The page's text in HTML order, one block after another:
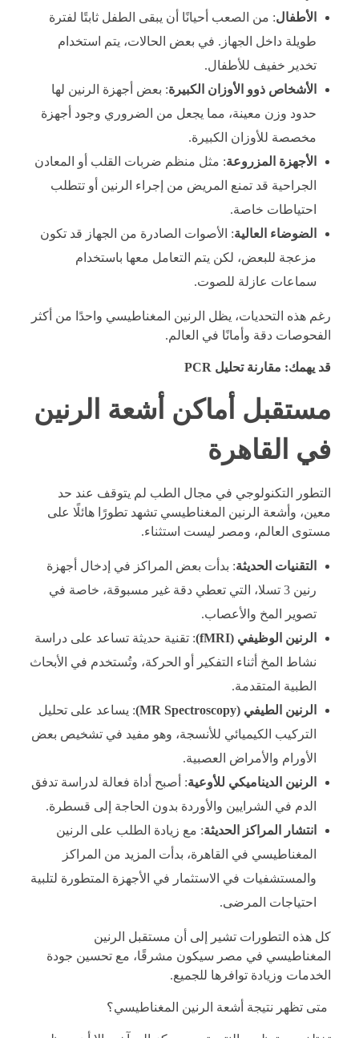
الأطفال: من الصعب أحيانًا أن يبقى الطفل ثابتًا لفترة
طويلة داخل الجهاز. في بعض الحالات، يتم استخدام
تخدير خفيف للأطفال.
الأشخاص ذوو الأوزان الكبيرة: بعض أجهزة الرنين لها
حدود وزن معينة، مما يجعل من الضروري وجود أجهزة
مخصصة للأوزان الكبيرة.
الأجهزة المزروعة: مثل منظم ضربات القلب أو المعادن
الجراحية قد تمنع المريض من إجراء الرنين أو تتطلب
احتياطات خاصة.
الضوضاء العالية: الأصوات الصادرة من الجهاز قد تكون
مزعجة للبعض، لكن يتم التعامل معها باستخدام
سماعات عازلة للصوت.
رغم هذه التحديات، يظل الرنين المغناطيسي واحدًا من أكثر
الفحوصات دقة وأمانًا في العالم.
قد يهمك: مقارنة تحليل PCR
مستقبل أماكن أشعة الرنين
في القاهرة
التطور التكنولوجي في مجال الطب لم يتوقف عند حد
معين، وأشعة الرنين المغناطيسي تشهد تطورًا هائلًا على
مستوى العالم، ومصر ليست استثناء.
التقنيات الحديثة: بدأت بعض المراكز في إدخال أجهزة
رنين 3 تسلا، التي تعطي دقة غير مسبوقة، خاصة في
تصوير المخ والأعصاب.
الرنين الوظيفي (fMRI)
: تقنية حديثة تساعد على دراسة
نشاط المخ أثناء التفكير أو الحركة، وتُستخدم في الأبحاث
الطبية المتقدمة.
الرنين الطيفي (MR Spectroscopy)
: يساعد على تحليل
التركيب الكيميائي للأنسجة، وهو مفيد في تشخيص بعض
الأورام والأمراض العصبية.
الرنين الديناميكي للأوعية: أصبح أداة فعالة لدراسة تدفق
الدم في الشرايين والأوردة بدون الحاجة إلى قسطرة.
انتشار المراكز الحديثة: مع زيادة الطلب على الرنين
المغناطيسي في القاهرة، بدأت المزيد من المراكز
والمستشفيات في الاستثمار في الأجهزة المتطورة لتلبية
احتياجات المرضى.
كل هذه التطورات تشير إلى أن مستقبل الرنين
المغناطيسي في مصر سيكون مشرقًا، مع تحسين جودة
الخدمات وزيادة توافرها للجميع.
متى تظهر نتيجة أشعة الرنين المغناطيسي؟